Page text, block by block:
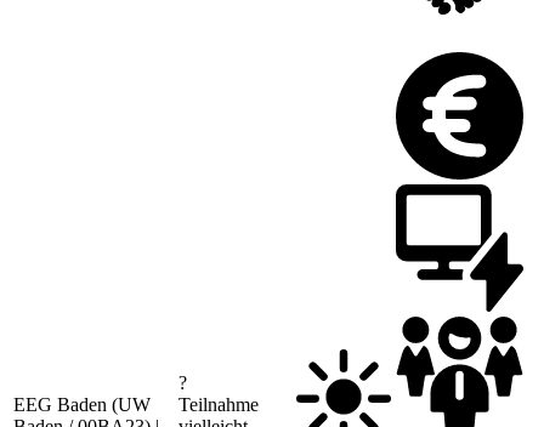
EEG Baden (UW
?
Teilnahme